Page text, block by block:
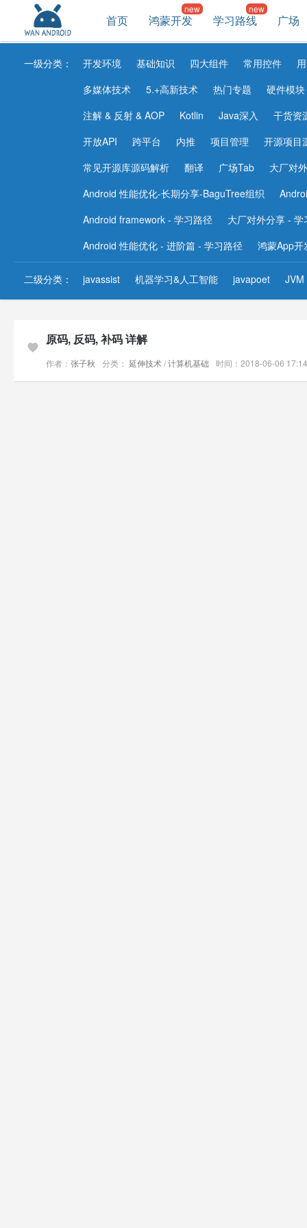
首页 鸿蒙开发 学习路线 广场
一级分类： 开发环境 基础知识 四大组件 常用控件
多媒体技术
5.+高新技术 热门专题
硬件模块
注解 & 反射 & AOP
Kotlin Java深入
干货资
开放API
跨平台 内推 项目管理
开源项目
常见开源库源码解析
翻译 广场Tab
大厂对
Android 性能优化-长期分享-BaguTree组织
Android framework - 学习路径
大厂对外分享 - 学
Android 性能优化 - 进阶篇 - 学习路径
鸿蒙App开
二级分类： javassist 机器学习&人工智能 javapoet JVM
原码, 反码, 补码 详解
作者： 张子秋 分类： 延伸技术/计算机基础 时间：2018-06-06 17:14